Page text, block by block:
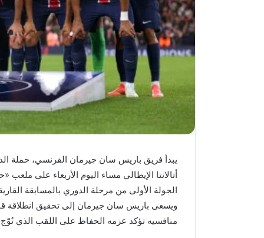
يبدأ فريق باريس سان جيرمان الفرنسي، حملة
أتالانتا الإيطالي مساء اليوم الأربعاء على
الجولة الأولى من مرحلة الدوري بالمسابقة
ويسعى باريس سان جيرمان إلى تحقيق انطلاقة
منافسيه تؤكد عزمه الحفاظ على اللقب الذي